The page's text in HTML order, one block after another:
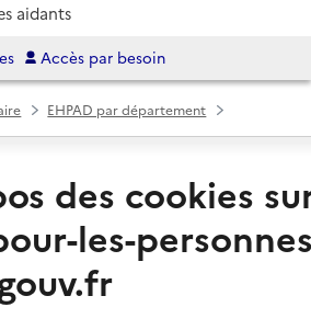
aidants
Accès par besoin
EHPAD par département
pour personnes âgées dépendantes
des 63
d'hébergement
âgées
des cookies
les-